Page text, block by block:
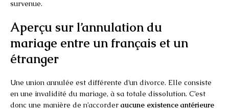
survenue.
Aperçu sur l’annulation du
mariage entre un français et un
étranger
Une union annulée est différente d’un divorce. Elle consiste
en une invalidité du mariage, à sa totale dissolution. C’est
donc une manière de n’accorder aucune existence antérieure